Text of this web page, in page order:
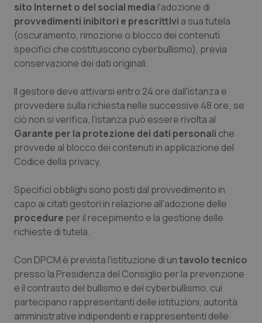
Piemonte
Provincia Autonoma di Bolzano
Provincia Autonoma di Trento
Puglia
Sardegna
Sicilia
Toscana
Umbria
Valle D’Aosta
Veneto
HIV
Infezioni & Febbre
Ipertensione & Scompenso
Malattie rare
Malattia di Crohn & Rettocolite Ulcerosa
Neuroscienze & patologie neurodegenerative
Obesità
Oftalmologia
Oncodermatologia
Oncoematologia
Oncologia & Nutrizione
sito Internet o del social media l'adozione di
provvedimenti inibitori e prescrittivi a sua tutela
(oscuramento, rimozione o blocco dei contenuti
specifici che costituiscono cyberbullismo), previa
conservazione dei dati originali.
Il gestore deve attivarsi entro 24 ore dall'istanza e
provvedere sulla richiesta nelle successive 48 ore; se
ciò non si verifica, l'istanza può essere rivolta al
Garante per la protezione dei dati personali che
provvede al blocco dei contenuti in applicazione del
Codice della privacy.
Specifici obblighi sono posti dal provvedimento in
capo ai citati gestori in relazione all'adozione delle
procedure per il recepimento e la gestione delle
richieste di tutela.
Con DPCM è prevista l'istituzione di untavolo tecnico
presso la Presidenza del Consiglio per la prevenzione
e il contrasto del bullismo e del cyberbullismo, cui
partecipano rappresentanti delle istituzioni, autorità
amministrative indipendenti e rappresententi delle